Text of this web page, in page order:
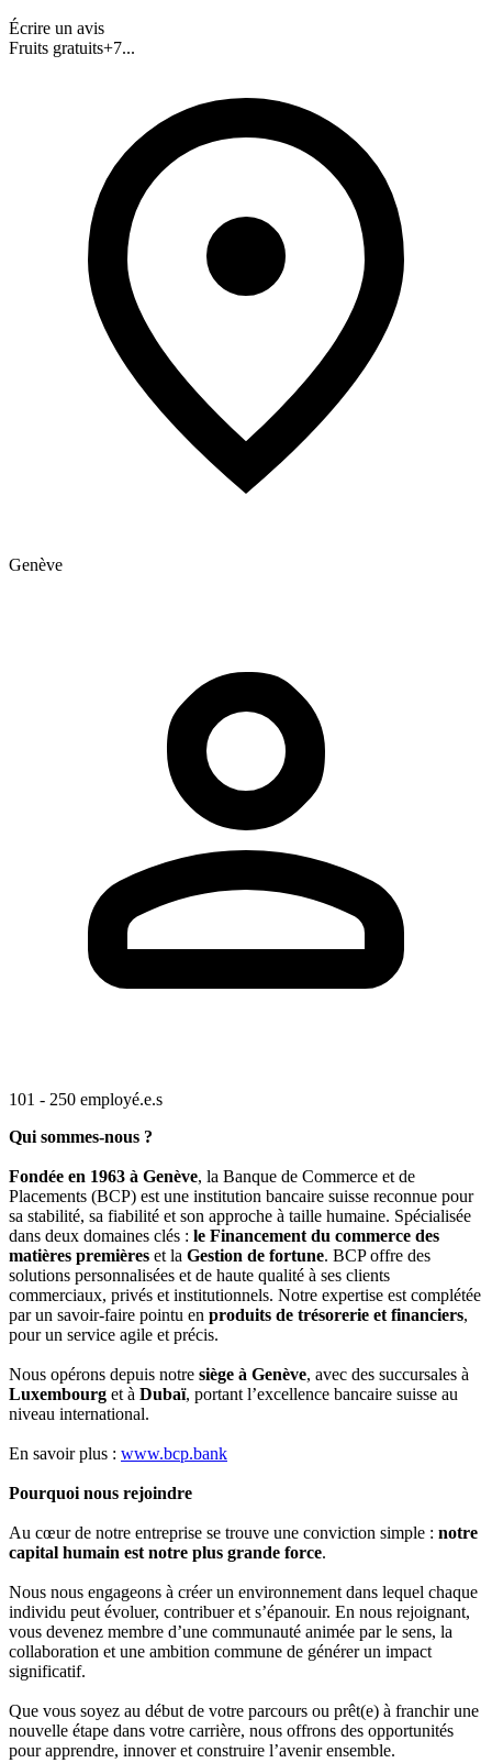
Écrire un avis
Fruits gratuits+7...
Genève
101 - 250 employé.e.s
Qui sommes-nous ?
Fondée en 1963 à Genève, la Banque de Commerce et de
Placements (BCP) est une institution bancaire suisse reconnue pour
sa stabilité, sa fiabilité et son approche à taille humaine. Spécialisée
dans deux domaines clés : le Financement du commerce des
matières premières et la Gestion de fortune. BCP offre des
solutions personnalisées et de haute qualité à ses clients
commerciaux, privés et institutionnels. Notre expertise est complétée
par un savoir-faire pointu en produits de trésorerie et financiers,
pour un service agile et précis.
Nous opérons depuis notre siège à Genève, avec des succursales à
Luxembourg et à Dubaï, portant l’excellence bancaire suisse au
niveau international.
En savoir plus : www.bcp.bank
Pourquoi nous rejoindre
Au cœur de notre entreprise se trouve une conviction simple : notre
capital humain est notre plus grande force.
Nous nous engageons à créer un environnement dans lequel chaque
individu peut évoluer, contribuer et s’épanouir. En nous rejoignant,
vous devenez membre d’une communauté animée par le sens, la
collaboration et une ambition commune de générer un impact
significatif.
Que vous soyez au début de votre parcours ou prêt(e) à franchir une
nouvelle étape dans votre carrière, nous offrons des opportunités
pour apprendre, innover et construire l’avenir ensemble.